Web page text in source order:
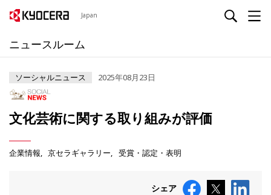
Japan
ニュースルーム
ソーシャルニュース 2025年08月23日
文化芸術に関する取り組みが評価
企業情報 京セラギャラリー 受賞・認定・表明
シェア